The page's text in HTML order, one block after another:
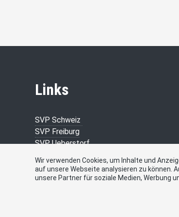
Links
SVP Schweiz
SVP Freiburg
SVP Ueberstorf
Wir verwenden Cookies, um Inhalte und
auf unsere Webseite analysieren zu können.
unsere Partner für soziale Medien, Werbung